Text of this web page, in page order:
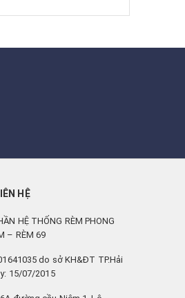
HỆ
HỆ THỐNG RÈM PHONG
– RÈM 69
do sở KH&ĐT TP.Hải
15/07/2015